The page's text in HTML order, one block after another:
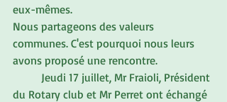
eux-mêmes.
Nous partageons des valeurs
communes. C'est pourquoi nous leurs
avons proposé une rencontre.
du Rotary club et Mr Perret ont échangé